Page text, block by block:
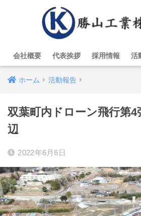
会社概要 代表挨拶 採用情報 活
ホーム 活動報告
双葉町内ドローン飛行第4
辺
2022年6月6日